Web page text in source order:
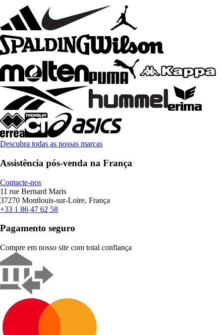
Descubra todas as nossas marcas
Assistência pós-venda na França
Contacte-nos
11 rue Bernard Maris
37270 Montlouis-sur-Loire, França
+33 1 86 47 62 58
Pagamento seguro
Compre em nosso site com total confiança